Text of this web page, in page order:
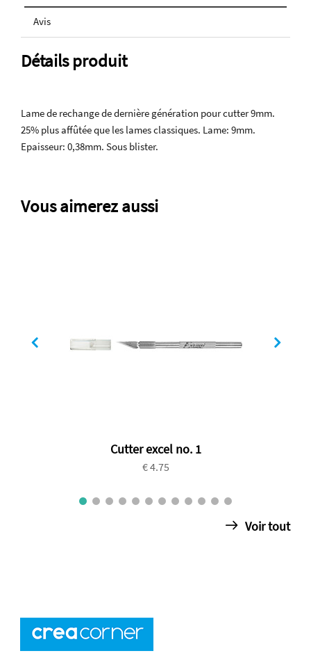
Avis
Détails produit
Lame de rechange de dernière génération pour cutter 9mm.
25% plus affûtée que les lames classiques. Lame: 9mm.
Epaisseur: 0,38mm. Sous blister.
Vous aimerez aussi
Cutter excel no. 1
€ 4.75
Voir tout